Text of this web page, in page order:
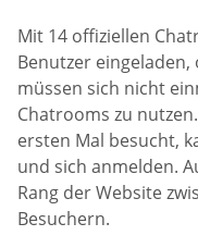
Mit 14 offiziellen
Benutzer eingeladen,
müssen sich nicht
Chatrooms zu
ersten Mal besucht,
und sich anmelden.
Rang der Website
Besuchern.